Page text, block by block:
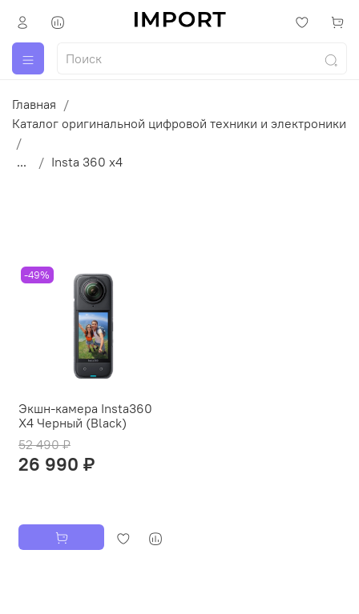
Главная
Каталог оригинальной цифровой техники и электроники
... Insta 360 x4
-49%
Экшн-камера Insta360
X4 Черный (Black)
52 490 ₽
26 990 ₽